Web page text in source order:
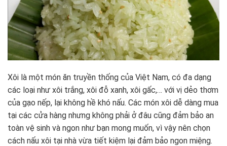
Xôi là một món ăn truyền thống của Việt Nam, có đa dạng
các loại như xôi trắng, xôi đỗ xanh, xôi gấc,… với vị dẻo thơm
của gạo nếp, lại không hề khó nấu. Các món xôi dễ dàng mua
tại các cửa hàng nhưng không phải ở đâu cũng đảm bảo an
toàn vệ sinh và ngon như bạn mong muốn, vì vậy nên chọn
cách nấu xôi tại nhà vừa tiết kiệm lại đảm bảo ngon miệng.